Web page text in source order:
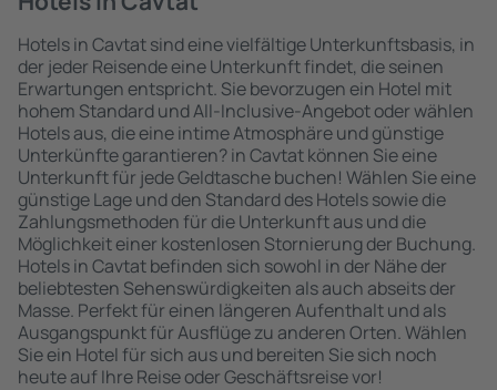
Hotels in Cavtat sind eine vielfältige Unterkunftsbasis, in
der jeder Reisende eine Unterkunft findet, die seinen
Erwartungen entspricht. Sie bevorzugen ein Hotel mit
hohem Standard und All-Inclusive-Angebot oder wählen
Hotels aus, die eine intime Atmosphäre und günstige
Unterkünfte garantieren? in Cavtat können Sie eine
Unterkunft für jede Geldtasche buchen! Wählen Sie eine
günstige Lage und den Standard des Hotels sowie die
Zahlungsmethoden für die Unterkunft aus und die
Möglichkeit einer kostenlosen Stornierung der Buchung.
Hotels in Cavtat befinden sich sowohl in der Nähe der
beliebtesten Sehenswürdigkeiten als auch abseits der
Masse. Perfekt für einen längeren Aufenthalt und als
Ausgangspunkt für Ausflüge zu anderen Orten. Wählen
Sie ein Hotel für sich aus und bereiten Sie sich noch
heute auf Ihre Reise oder Geschäftsreise vor!